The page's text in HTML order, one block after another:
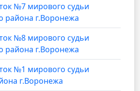
№7 мирового судьи
района г.Воронежа
№8 мирового судьи
района г.Воронежа
№1 мирового судьи
г.Воронежа